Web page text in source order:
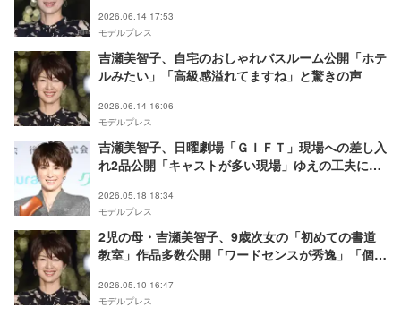
2026.06.14 17:53
モデルプレス
吉瀬美智子、自宅のおしゃれバスルーム公開「ホテ
ルみたい」「高級感溢れてますね」と驚きの声
2026.06.14 16:06
モデルプレス
吉瀬美智子、日曜劇場「ＧＩＦＴ」現場への差し入
れ2品公開「キャストが多い現場」ゆえの工夫に反
2026.05.18 18:34
モデルプレス
2児の母・吉瀬美智子、9歳次女の「初めての書道
教室」作品多数公開「ワードセンスが秀逸」「個性
2026.05.10 16:47
モデルプレス